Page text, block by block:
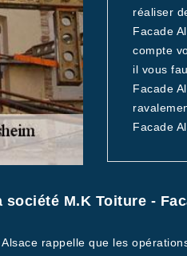
réaliser
Facade
compte
il vous
Facade
Facade
M.K Toiture -
rappelle que les